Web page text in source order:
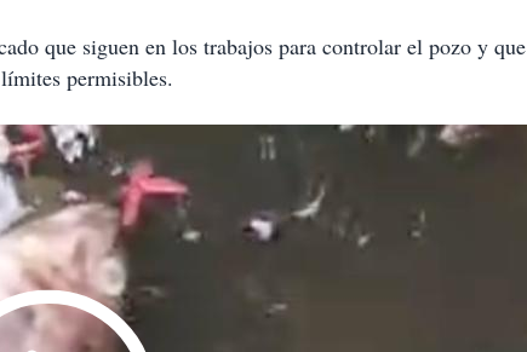
que siguen en los trabajos para controlar el pozo y que
permisibles.